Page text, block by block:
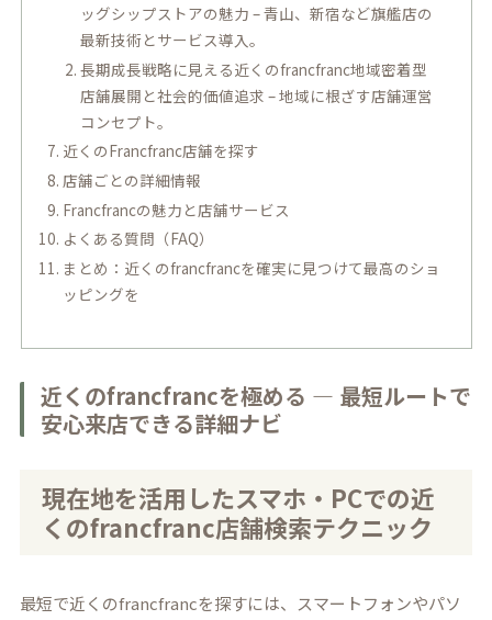
ッグシップストアの魅力 – 青山、新宿など旗艦店の
最新技術とサービス導入。
長期成長戦略に見える近くのfrancfranc地域密着型
店舗展開と社会的価値追求 – 地域に根ざす店舗運営
コンセプト。
近くのFrancfranc店舗を探す
店舗ごとの詳細情報
Francfrancの魅力と店舗サービス
よくある質問（FAQ）
まとめ：近くのfrancfrancを確実に見つけて最高のショ
ッピングを
近くのfrancfrancを極める ― 最短ルートで
安心来店できる詳細ナビ
現在地を活用したスマホ・PCでの近
くのfrancfranc店舗検索テクニック
最短で近くのfrancfrancを探すには、スマートフォンやパソ